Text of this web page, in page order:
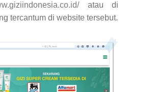
atau di
tercantum di website tersebut.